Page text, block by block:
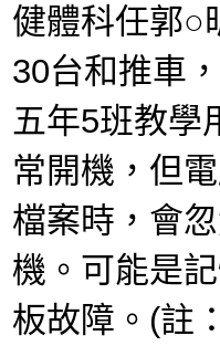
健體科任郭○
30台和推車
五年5班教學
常開機，但
檔案時，會
機。可能是
板故障。(註